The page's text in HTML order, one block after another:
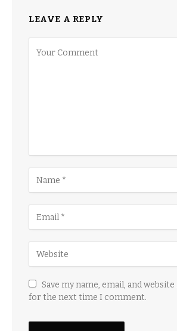
LEAVE A REPLY
Save my name, email, and
for the next time I comment.